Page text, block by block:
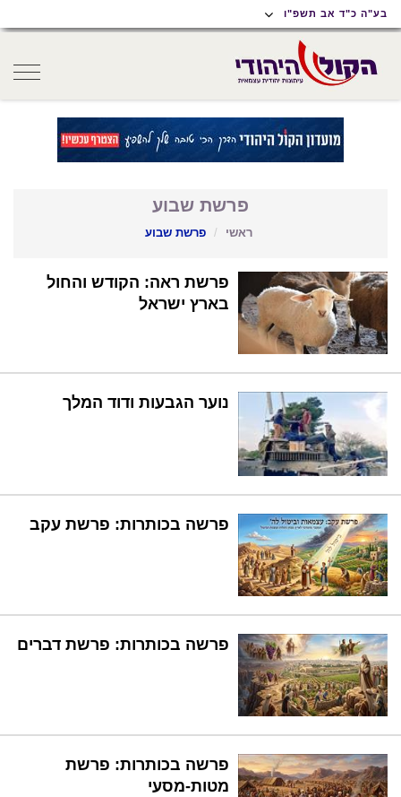
תפריט
נגישות
תפריט
ראשי
תוכן
ראשי
בע"ה כ"ד אב תשפ"ו
פרשת שבוע
ראשי פרשת שבוע
פרשת ראה: הקודש והחול
בארץ ישראל
נוער הגבעות ודוד המלך
פרשה בכותרות: פרשת עקב
פרשה בכותרות: פרשת דברים
פרשה בכותרות: פרשת
מטות-מסעי